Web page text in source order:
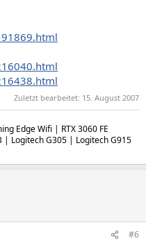
Zuletzt bearbeitet: 15. August 2007
Edge Wifi | RTX 3060 FE
| Logitech G305 | Logitech G915
#6